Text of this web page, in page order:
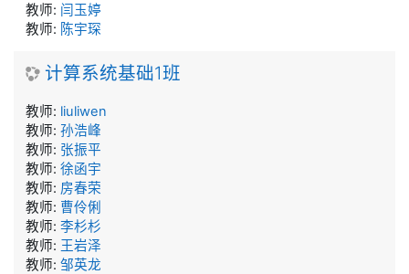
教师: 闫玉婷
教师: 陈宇琛
计算系统基础1班
教师: liuliwen
教师: 孙浩峰
教师: 张振平
教师: 徐函宇
教师: 房春荣
教师: 曹伶俐
教师: 李杉杉
教师: 王岩泽
教师: 邹英龙